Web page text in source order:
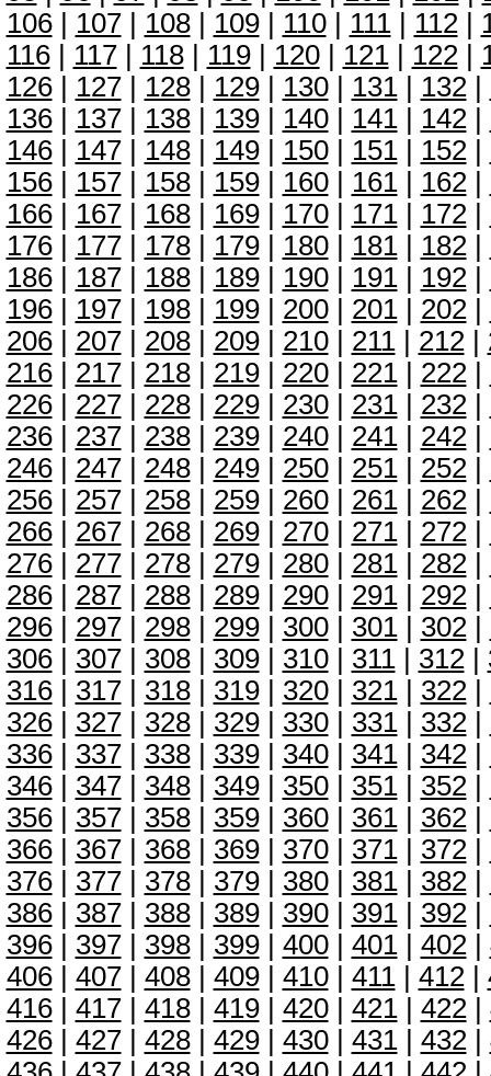
106| 107| 108| 109| 110| 111| 112|
116| 117| 118| 119| 120| 121| 122|
126| 127| 128| 129| 130| 131| 132|
136| 137| 138| 139| 140| 141| 142|
146| 147| 148| 149| 150| 151| 152|
156| 157| 158| 159| 160| 161| 162|
166| 167| 168| 169| 170| 171| 172|
176| 177| 178| 179| 180| 181| 182|
186| 187| 188| 189| 190| 191| 192|
196| 197| 198| 199| 200| 201| 202|
206| 207| 208| 209| 210| 211| 212|
216| 217| 218| 219| 220| 221| 222|
226| 227| 228| 229| 230| 231| 232|
236| 237| 238| 239| 240| 241| 242|
246| 247| 248| 249| 250| 251| 252|
256| 257| 258| 259| 260| 261| 262|
266| 267| 268| 269| 270| 271| 272|
276| 277| 278| 279| 280| 281| 282|
286| 287| 288| 289| 290| 291| 292|
296| 297| 298| 299| 300| 301| 302|
306| 307| 308| 309| 310| 311| 312|
316| 317| 318| 319| 320| 321| 322|
326| 327| 328| 329| 330| 331| 332|
336| 337| 338| 339| 340| 341| 342|
346| 347| 348| 349| 350| 351| 352|
356| 357| 358| 359| 360| 361| 362|
366| 367| 368| 369| 370| 371| 372|
376| 377| 378| 379| 380| 381| 382|
386| 387| 388| 389| 390| 391| 392|
396| 397| 398| 399| 400| 401| 402|
406| 407| 408| 409| 410| 411| 412|
416| 417| 418| 419| 420| 421| 422|
426| 427| 428| 429| 430| 431| 432|